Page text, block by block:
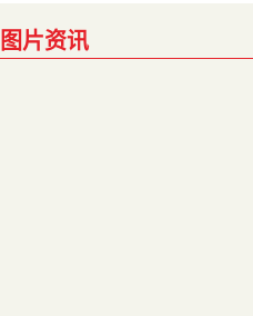
图片资讯